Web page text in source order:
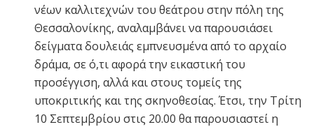
νέων καλλιτεχνών του θεάτρου στην πόλη της
Θεσσαλονίκης, αναλαμβάνει να παρουσιάσει
δείγματα δουλειάς εμπνευσμένα από το αρχαίο
δράμα, σε ό,τι αφορά την εικαστική του
προσέγγιση, αλλά και στους τομείς της
υποκριτικής και της σκηνοθεσίας. Έτσι, την Τρίτη
10 Σεπτεμβρίου στις 20.00 θα παρουσιαστεί η